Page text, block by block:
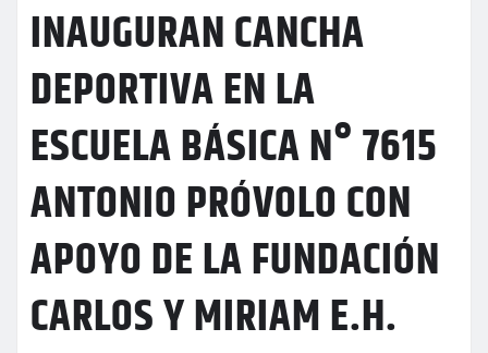
INAUGURAN CANCHA
DEPORTIVA EN LA
ESCUELA BÁSICA N° 7615
ANTONIO PRÓVOLO CON
APOYO DE LA FUNDACIÓN
CARLOS Y MIRIAM E.H.